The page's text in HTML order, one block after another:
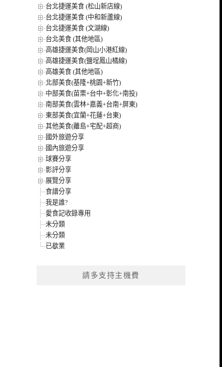
台北捷運美食 (松山新店線)
台北捷運美食 (中和新蘆線)
台北捷運美食 (文湖線)
台北美食 (其他地區)
高雄捷運美食(岡山小港紅線)
高雄捷運美食(鹽埕鳳山橘線)
高雄美食 (其他地區)
北部美食(基隆+桃園+新竹)
中部美食(苗栗+台中+彰化+南投)
南部美食(雲林+嘉義+台南+屏東)
東部美食(宜蘭+花蓮+台東)
其他美食(離島+宅配+超商)
國外旅遊分享
國內旅遊分享
球賽分享
影評分享
展覽分享
食譜分享
我是誰?
愛食記收錄專用
未分類
未分類
已歇業
請多支持主機費